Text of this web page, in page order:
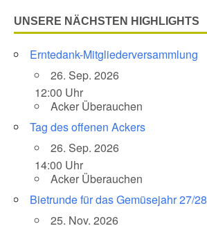
UNSERE NÄCHSTEN HIGHLIGHTS
Erntedank-Mitgliederversammlung
26. Sep. 2026
12:00 Uhr
Acker Überauchen
Tag des offenen Ackers
26. Sep. 2026
14:00 Uhr
Acker Überauchen
Bietrunde für das Gemüsejahr 27/28
25. Nov. 2026